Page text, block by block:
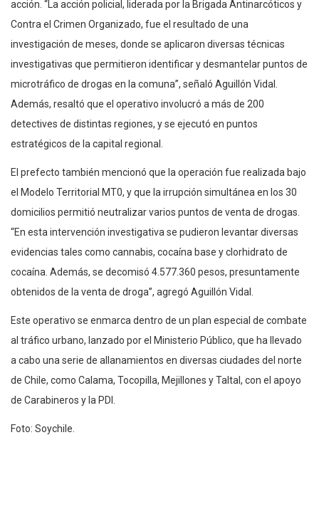
acción. “La acción policial, liderada por la Brigada Antinarcóticos y
Contra el Crimen Organizado, fue el resultado de una
investigación de meses, donde se aplicaron diversas técnicas
investigativas que permitieron identificar y desmantelar puntos de
microtráfico de drogas en la comuna”, señaló Aguillón Vidal.
Además, resaltó que el operativo involucró a más de 200
detectives de distintas regiones, y se ejecutó en puntos
estratégicos de la capital regional.
El prefecto también mencionó que la operación fue realizada bajo
el Modelo Territorial MT0, y que la irrupción simultánea en los 30
domicilios permitió neutralizar varios puntos de venta de drogas.
“En esta intervención investigativa se pudieron levantar diversas
evidencias tales como cannabis, cocaína base y clorhidrato de
cocaína. Además, se decomisó 4.577.360 pesos, presuntamente
obtenidos de la venta de droga”, agregó Aguillón Vidal.
Este operativo se enmarca dentro de un plan especial de combate
al tráfico urbano, lanzado por el Ministerio Público, que ha llevado
a cabo una serie de allanamientos en diversas ciudades del norte
de Chile, como Calama, Tocopilla, Mejillones y Taltal, con el apoyo
de Carabineros y la PDI.
Foto: Soychile.